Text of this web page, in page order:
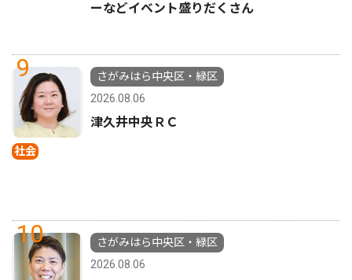
ーなどイベント盛りだくさん
9
社会
さがみはら中央区・緑区
2026.08.06
津久井中央ＲＣ
10
さがみはら中央区・緑区
2026.08.06